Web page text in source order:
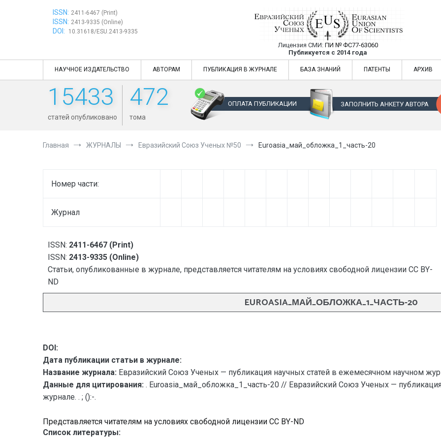
ISSN: 2411-6467 (Print)
ISSN: 2413-9335 (Online)
DOI: 10.31618/ESU.2413-9335
Евразийский Союз Ученых —
Лицензия СМИ: ПИ № ФС77-63060
Публикуется с 2014 года
Евразийский Союз Ученых — публикация научных статей в
НАУЧНОЕ ИЗДАТЕЛЬСТВО АВТОРАМ ПУБЛИКАЦИЯ В ЖУРНАЛЕ БАЗА ЗНАНИЙ ПАТЕНТЫ АРХИВ
15433
статей опубликовано
472
тома
ОПЛАТА ПУБЛИКАЦИИ ЗАПОЛНИТЬ АНКЕТУ АВТОРА
Главная ЖУРНАЛЫ Евразийский Союз Ученых №50 Euroasia_май_обложка_1_часть-20
Номер части:
Журнал
ISSN: 2411-6467 (Print)
ISSN: 2413-9335 (Online)
Статьи, опубликованные в журнале, представляется читателям на условиях свободной лицензии CC BY-
ND
EUROASIA_МАЙ_ОБЛОЖКА_1_ЧАСТЬ-20
DOI:
Дата публикации статьи в журнале:
Название журнала: Евразийский Союз Ученых — публикация научных статей в ежемесячном научном
Данные для цитирования: . Euroasia_май_обложка_1_часть-20 // Евразийский Союз Ученых —
журнале. . ; ():-.
Представляется читателям на условиях свободной лицензии CC BY-ND
Список литературы: